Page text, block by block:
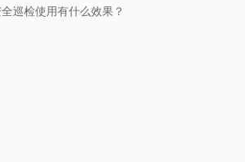
巡检使用有什么效果？